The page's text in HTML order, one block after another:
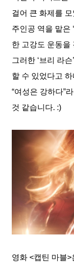
걸어 큰 화제를
주인공 역을 맡은
한 고강도 운동을
그러한 ‘브리 라
할 수 있었다고 하
“여성은 강하다”
것 같습니다. :)
영화 <캡틴 마블>